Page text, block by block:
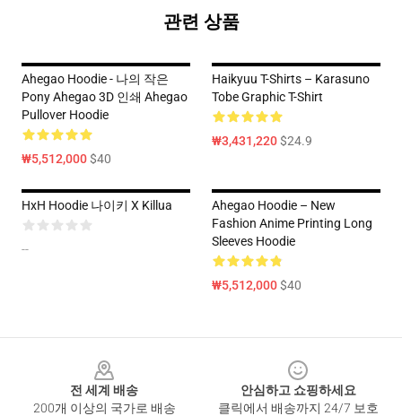
관련 상품
Ahegao Hoodie - 나의 작은
Pony Ahegao 3D 인쇄 Ahegao
Pullover Hoodie
₩5,512,000$40
Haikyuu T-Shirts – Karasuno
Tobe Graphic T-Shirt
₩3,431,220$24.9
HxH Hoodie 나이키 X Killua
--
Ahegao Hoodie – New
Fashion Anime Printing Long
Sleeves Hoodie
₩5,512,000$40
전 세계 배송
200개 이상의 국가로 배송
안심하고 쇼핑하세요
클릭에서 배송까지 24/7 보호